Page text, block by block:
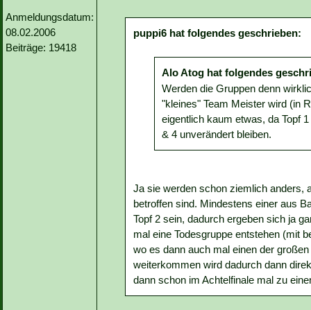
Anmeldungsdatum:
08.02.2006
Beiträge: 19418
puppi6 hat folgendes geschrieben:
Alo Atog hat folgendes
Werden die Gruppen denn
"kleines" Team Meister wird (in
eigentlich kaum etwas, da Topf
& 4 unverändert bleiben.
Ja sie werden schon ziemlich anders,
betroffen sind. Mindestens einer aus
Topf 2 sein, dadurch ergeben sich ja
mal eine Todesgruppe entstehen (mit
wo es dann auch mal einen der
weiterkommen wird dadurch dann
dann schon im Achtelfinale mal zu